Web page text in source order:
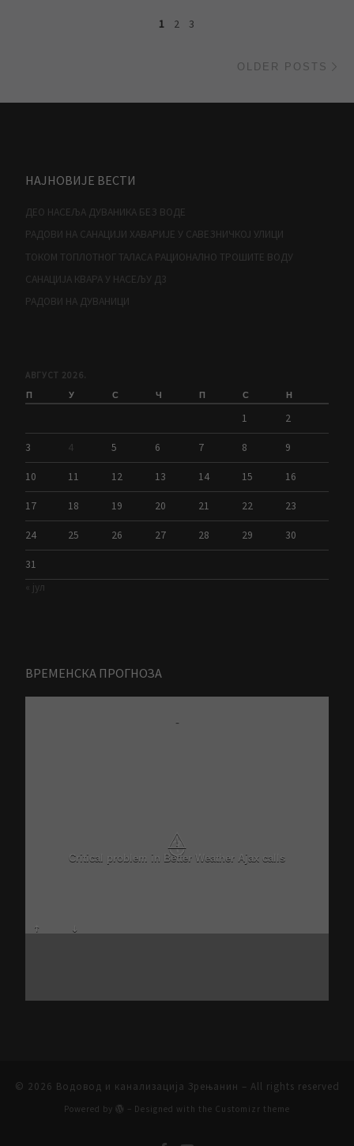
Posts navigation
1 2 3
OLDER POSTS
НАЈНОВИЈЕ ВЕСТИ
ДЕО НАСЕЉА ДУВАНИКА БЕЗ ВОДЕ
РАДОВИ НА САНАЦИЈИ ХАВАРИЈЕ У САВЕЗНИЧКОЈ УЛИЦИ
ТОКОМ ТОПЛОТНОГ ТАЛАСА РАЦИОНАЛНО ТРОШИТЕ ВОДУ
САНАЦИЈА КВАРА У НАСЕЉУ Д3
РАДОВИ НА ДУВАНИЦИ
АВГУСТ 2026.
П У С Ч П С Н
1 2
3 4 5 6 7 8 9
10 11 12 13 14 15 16
17 18 19 20 21 22 23
24 25 26 27 28 29 30
31
« јул
ВРЕМЕНСКА ПРОГНОЗА
-
© 2026 Водовод и канализација Зрењанин – All rights reserved
Powered by – Designed with the Customizr theme